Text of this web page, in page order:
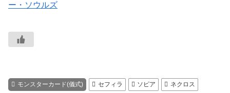
ー・ソウルズ
モンスターカード(儀式) セフィラ ソピア ネクロス